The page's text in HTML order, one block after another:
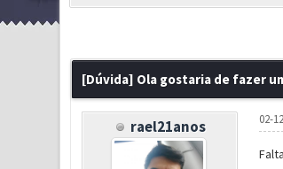
[Dúvida] Ola gostaria de fazer
rael21anos 02-